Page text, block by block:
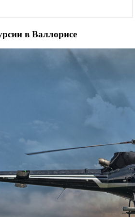
в Валлорисе